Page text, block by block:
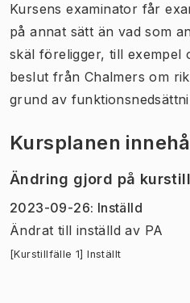
Kursens examinator får
på annat sätt än vad som
skäl föreligger, till exempel
beslut från Chalmers om
grund av
Kursplanen
Ändring gjord på
2023-09-26: Inställd
Ändrat till inställd av PA
[Kurstillfälle 1] Inställt